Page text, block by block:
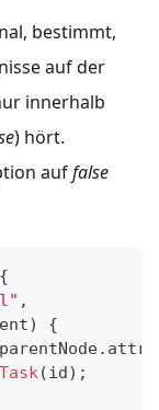
bestimmt,
auf der
innerhalb
) hört.
auffalse
{
,
)
{
parentNode.
(id) ;